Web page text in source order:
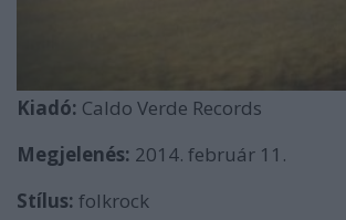
Kiadó: Caldo Verde Records
Megjelenés: 2014. február 11.
Stílus: folkrock